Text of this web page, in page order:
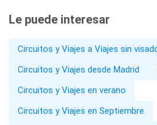
Le puede interesar
Circuitos y Viajes a Viajes sin
Circuitos y Viajes desde Madrid
Circuitos y Viajes en verano
Circuitos y Viajes en Septiembre